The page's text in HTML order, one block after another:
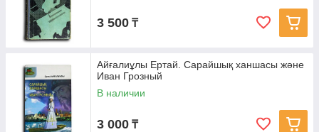
3 500 ₸
Айғалиұлы Ертай. Сарайшық ханшасы және
Иван Грозный
В наличии
3 000 ₸